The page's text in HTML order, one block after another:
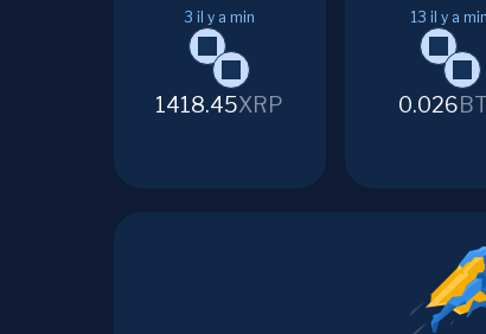
3 il y a min
1418.45XRP
13 il y a min
0.026